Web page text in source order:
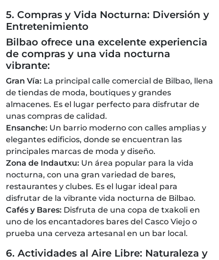
5. Compras y Vida Nocturna: Diversión y
Entretenimiento
Bilbao ofrece una excelente experiencia
de compras y una vida nocturna
vibrante:
Gran Vía: La principal calle comercial de Bilbao, llena
de tiendas de moda, boutiques y grandes
almacenes. Es el lugar perfecto para disfrutar de
unas compras de calidad.
Ensanche: Un barrio moderno con calles amplias y
elegantes edificios, donde se encuentran las
principales marcas de moda y diseño.
Zona de Indautxu: Un área popular para la vida
nocturna, con una gran variedad de bares,
restaurantes y clubes. Es el lugar ideal para
disfrutar de la vibrante vida nocturna de Bilbao.
Cafés y Bares: Disfruta de una copa de txakoli en
uno de los encantadores bares del Casco Viejo o
prueba una cerveza artesanal en un bar local.
6. Actividades al Aire Libre: Naturaleza y